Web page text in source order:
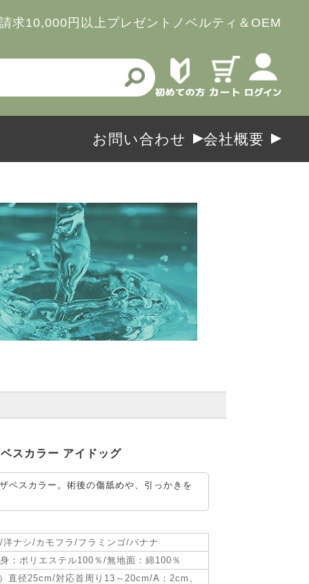
求10,000円以上プレゼント ノベルティ＆OEM
お問い合わせ 会社概要
スカラー アイドッグ
ベスカラー。術後の傷舐めや、引っかきを
洋ナシ/カモフラ/フラミンゴ/バナナ
：ポリエステル100％/無地面：綿100％
直径25cm/対応首周り13～20cm/A：2cm、